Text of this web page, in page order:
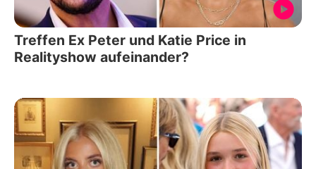
Treffen Ex Peter und Katie Price in
Realityshow aufeinander?